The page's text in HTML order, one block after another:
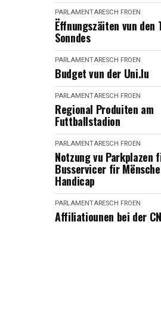
PARLAMENTARESCH FROEN
Ëffnungszäiten vun den
Sonndes
PARLAMENTARESCH FROEN
Budget vun der Uni.lu
PARLAMENTARESCH FROEN
Regional Produiten am
Futtballstadion
PARLAMENTARESCH FROEN
Notzung vu Parkplazen
Busservicer fir
Handicap
PARLAMENTARESCH FROEN
Affiliatiounen bei der